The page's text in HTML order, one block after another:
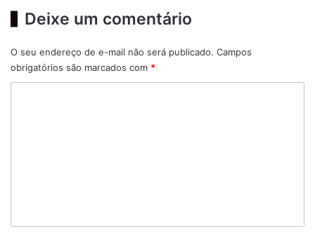
Deixe um comentário
O seu endereço de e-mail não será publicado. Campos
obrigatórios são marcados com *